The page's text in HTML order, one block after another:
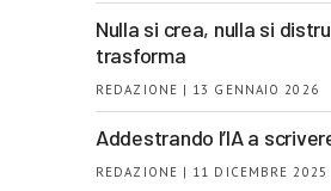
Nulla si crea, nulla si
trasforma
REDAZIONE | 13 GENNAIO 2026
Addestrando l’IA a
REDAZIONE | 11 DICEMBRE 2025